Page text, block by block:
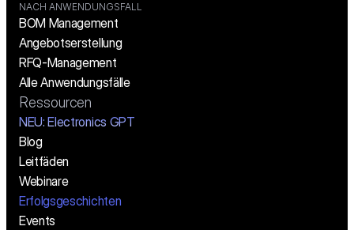
NACH ANWENDUNGSFALL
BOM Management
Angebotserstellung
RFQ-Management
Alle Anwendungsfälle
Ressourcen
NEU: Electronics GPT
Blog
Leitfäden
Webinare
Erfolgsgeschichten
Events